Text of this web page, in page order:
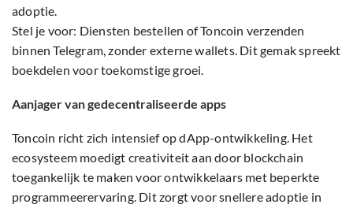
adoptie.
Stel je voor: Diensten bestellen of Toncoin verzenden
binnen Telegram, zonder externe wallets. Dit gemak spreekt
boekdelen voor toekomstige groei.
Aanjager van gedecentraliseerde apps
Toncoin richt zich intensief op dApp-ontwikkeling. Het
ecosysteem moedigt creativiteit aan door blockchain
toegankelijk te maken voor ontwikkelaars met beperkte
programmeerervaring. Dit zorgt voor snellere adoptie in